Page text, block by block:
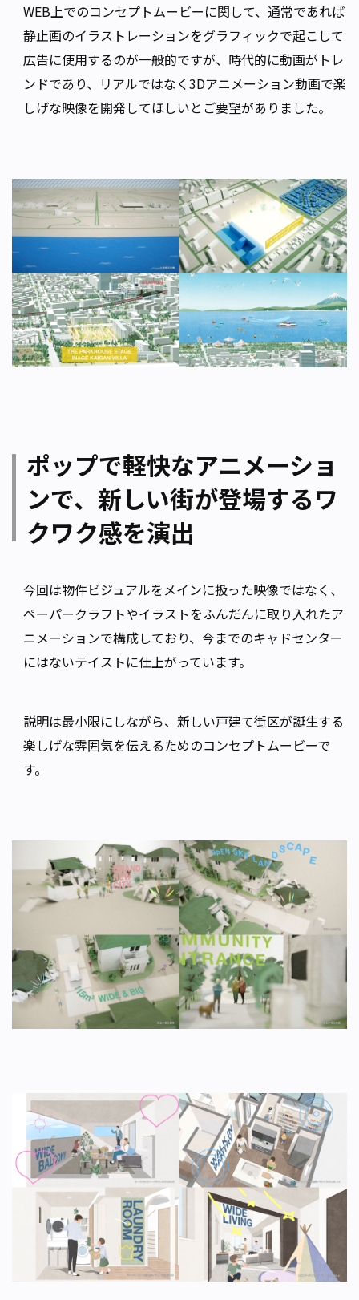
WEB上でのコンセプトムービーに関して、通常であれば
静止画のイラストレーションをグラフィックで起こして
広告に使用するのが一般的ですが、時代的に動画がトレ
ンドであり、リアルではなく3Dアニメーション動画で楽
しげな映像を開発してほしいとご要望がありました。
ポップで軽快なアニメーショ
ンで、新しい街が登場するワ
クワク感を演出
今回は物件ビジュアルをメインに扱った映像ではなく、
ペーパークラフトやイラストをふんだんに取り入れたア
ニメーションで構成しており、今までのキャドセンター
にはないテイストに仕上がっています。
説明は最小限にしながら、新しい戸建て街区が誕生する
楽しげな雰囲気を伝えるためのコンセプトムービーで
す。